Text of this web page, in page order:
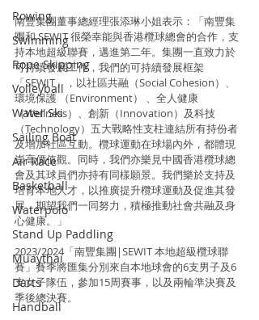
Rowing
Swimming
Rope Skipping
Volleyball
Water Ski
Sailing Boat
Air Race
Basketball
Waterpolo
Stand Up Paddling
Muaythai
Darts
Handball
南豐集團董事總經理張添琳小姐表示：「南豐集
團和 SEWIT 很榮幸能與香港欖球總會的合作，支
持本地超級聯賽，邁進第二年。集團一直致力於
可持續發展工作，我們的可持續發展框架
「SEWIT」，以社區共融（Social Cohesion）、
環境保護 （Environment） 、全人健康
（Wellness）、創新（Innovation）及科技
（Technology）五大戰略性支柱連結所有持份者
及增加社區互動。欖球運動在球場內外，都體現
崇高價值觀。同時，我們亦樂見中國香港欖球總
會及其球員們亦持有同樣願景。我們樂於支持及
培育本地人才，以推廣提升欖球運動及促進其發
展，期望我們一同努力，積極推動社會共融及身
心健康。」
2023/2024「南豐集團|SEWIT 本地超級欖球聯
賽」賽季將匯集分別來自本地球會的6支男子及6
支女子隊伍，參加15周賽事，以及兩輪準決賽及
季後總決賽。